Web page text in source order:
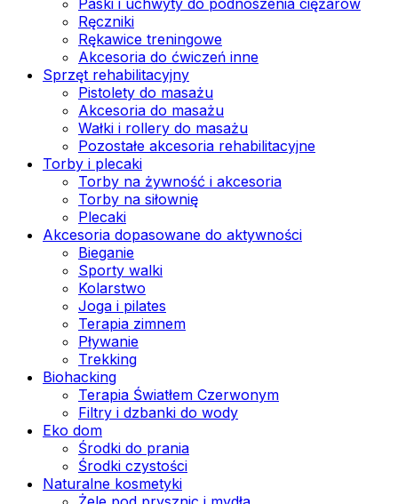
Ręczniki
Rękawice treningowe
Akcesoria do ćwiczeń inne
Sprzęt rehabilitacyjny
Pistolety do masażu
Akcesoria do masażu
Wałki i rollery do masażu
Pozostałe akcesoria rehabilitacyjne
Torby i plecaki
Torby na żywność i akcesoria
Torby na siłownię
Plecaki
Akcesoria dopasowane do aktywności
Bieganie
Sporty walki
Kolarstwo
Joga i pilates
Terapia zimnem
Pływanie
Trekking
Biohacking
Terapia Światłem Czerwonym
Filtry i dzbanki do wody
Eko dom
Środki do prania
Środki czystości
Naturalne kosmetyki